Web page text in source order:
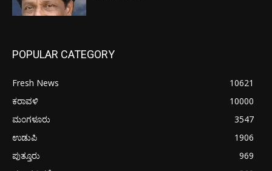
POPULAR CATEGORY
Fresh News
10621
ಕರಾವಳಿ
10000
ಮಂಗಳೂರು
3547
ಉಡುಪಿ
1906
ಪುತ್ತೂರು
969